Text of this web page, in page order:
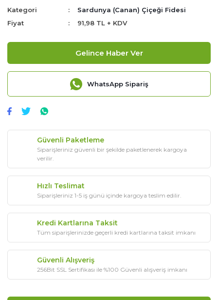
Kategori
Sardunya (Canan) Çiçeği Fidesi
Fiyat
91,98 TL + KDV
Gelince Haber Ver
WhatsApp Sipariş
Güvenli Paketleme
Siparişleriniz güvenli bir şekilde paketlenerek kargoya
verilir.
Hızlı Teslimat
Siparişleriniz 1-5 iş günü içinde kargoya teslim edilir.
Kredi Kartlarına Taksit
Tüm siparişlerinizde geçerli kredi kartlarına taksit imkanı
Güvenli Alışveriş
256Bit SSL Sertifikası ile %100 Güvenli alışveriş imkanı